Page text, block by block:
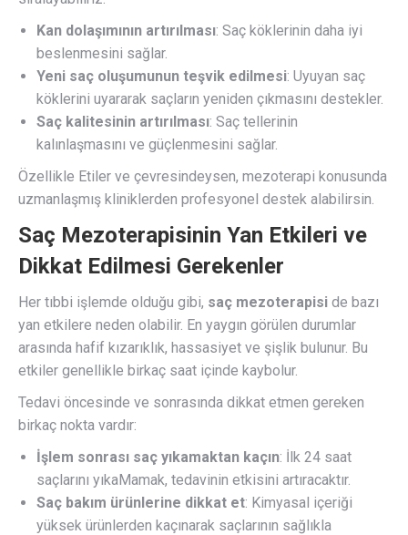
Kan dolaşımının artırılması: Saç köklerinin daha iyi
beslenmesini sağlar.
Yeni saç oluşumunun teşvik edilmesi: Uyuyan saç
köklerini uyararak saçların yeniden çıkmasını destekler.
Saç kalitesinin artırılması: Saç tellerinin
kalınlaşmasını ve güçlenmesini sağlar.
Özellikle Etiler ve çevresindeysen, mezoterapi konusunda
uzmanlaşmış kliniklerden profesyonel destek alabilirsin.
Saç Mezoterapisinin Yan Etkileri ve
Dikkat Edilmesi Gerekenler
Her tıbbi işlemde olduğu gibi, saç mezoterapisi de bazı
yan etkilere neden olabilir. En yaygın görülen durumlar
arasında hafif kızarıklık, hassasiyet ve şişlik bulunur. Bu
etkiler genellikle birkaç saat içinde kaybolur.
Tedavi öncesinde ve sonrasında dikkat etmen gereken
birkaç nokta vardır:
İşlem sonrası saç yıkamaktan kaçın: İlk 24 saat
saçlarını yıkaMamak, tedavinin etkisini artıracaktır.
Saç bakım ürünlerine dikkat et: Kimyasal içeriği
yüksek ürünlerden kaçınarak saçlarının sağlıkla